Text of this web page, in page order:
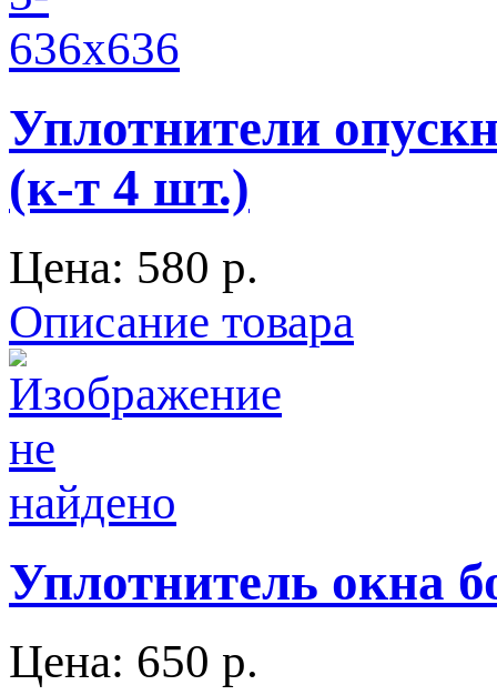
Уплотнители
(к-т 4 шт.)
Цена: 580 p.
Описание товара
Уплотнитель окна
Цена: 650 p.